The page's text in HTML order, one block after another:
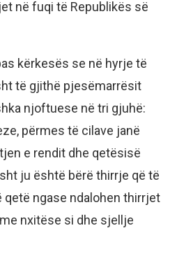
në fuqi të Republikës së
kërkesës se në hyrje të
të gjithë pjesëmarrësit
njoftuese në tri gjuhë:
përmes të cilave janë
e rendit dhe qetësisë
ju është bërë thirrje që të
ngase ndalohen thirrjet
nxitëse si dhe sjellje